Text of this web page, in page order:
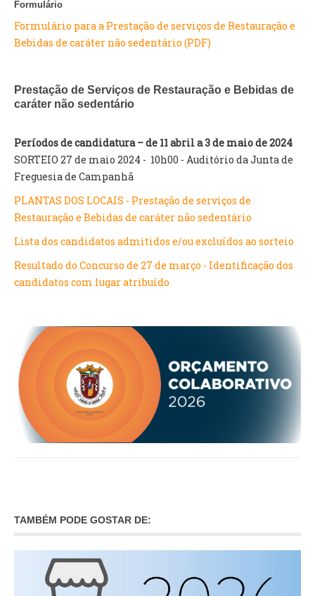
Formulário
Formulário para a Prestação de serviços de Restauração e
Bebidas de caráter não sedentário (PDF)
Prestação de Serviços de Restauração e Bebidas de
caráter não sedentário
Períodos de candidatura – de 11 abril a 3 de maio de 2024
SORTEIO 27 de maio 2024 - 10h00 - Auditório da Junta de
Freguesia de Campanhã
PLANTAS DOS LOCAIS - Prestação de serviços de
Restauração e Bebidas de caráter não sedentário
Lista dos candidatos admitidos e/ou excluídos ao sorteio
Resultado do Concurso de 27 de março - Identificação dos
candidatos com lugar atribuído
TAMBÉM PODE GOSTAR DE: